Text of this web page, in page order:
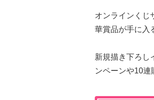
オンラインくじ
華賞品が手に入
新規描き下ろし
ンペーンや10連